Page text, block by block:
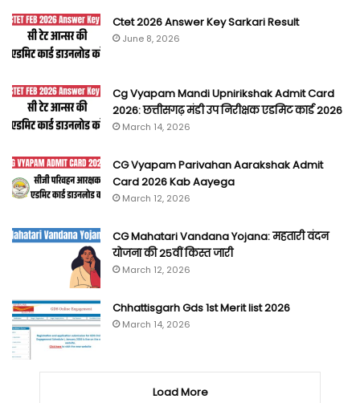
Ctet 2026 Answer Key Sarkari Result
June 8, 2026
Cg Vyapam Mandi Upnirikshak Admit Card
2026: छत्तीसगढ़ मंडी उप निरीक्षक एडमिट कार्ड 2026
March 14, 2026
CG Vyapam Parivahan Aarakshak Admit
Card 2026 Kab Aayega
March 12, 2026
CG Mahatari Vandana Yojana: महतारी वंदन
योजना की 25वीं किस्त जारी
March 12, 2026
Chhattisgarh Gds 1st Merit list 2026
March 14, 2026
Load More